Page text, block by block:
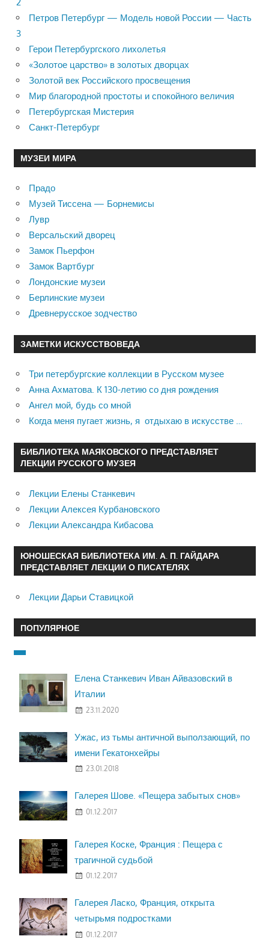
Петров Петербург — Модель новой России — Часть
3
Герои Петербургского лихолетья
«Золотое царство» в золотых дворцах
Золотой век Российского просвещения
Мир благородной простоты и спокойного величия
Петербургская Мистерия
Санкт-Петербург
МУЗЕИ МИРА
Прадо
Музей Тиссена — Борнемисы
Лувр
Версальский дворец
Замок Пьерфон
Замок Вартбург
Лондонские музеи
Берлинские музеи
Древнерусское зодчество
ЗАМЕТКИ ИСКУССТВОВЕДА
Три петербургские коллекции в Русском музее
Анна Ахматова. К 130-летию со дня рождения
Ангел мой, будь со мной
Когда меня пугает жизнь, я отдыхаю в искусстве …
БИБЛИОТЕКА МАЯКОВСКОГО ПРЕДСТАВЛЯЕТ
ЛЕКЦИИ РУССКОГО МУЗЕЯ
Лекции Елены Станкевич
Лекции Алексея Курбановского
Лекции Александра Кибасова
ЮНОШЕСКАЯ БИБЛИОТЕКА ИМ. А. П. ГАЙДАРА
ПРЕДСТАВЛЯЕТ ЛЕКЦИИ О ПИСАТЕЛЯХ
Лекции Дарьи Ставицкой
ПОПУЛЯРНОЕ
Елена Станкевич Иван Айвазовский в
Италии
23.11.2020
Ужас, из тьмы античной выползающий, по
имени Гекатонхейры
23.01.2018
Галерея Шове. «Пещера забытых снов»
01.12.2017
Галерея Коске, Франция : Пещера с
трагичной судьбой
01.12.2017
Галерея Ласко, Франция, открыта
четырьмя подростками
01.12.2017